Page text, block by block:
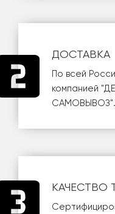
ДОСТАВКА
По всей
компанией
САМОВЫВОЗ".
КАЧЕСТВО